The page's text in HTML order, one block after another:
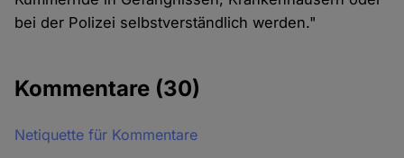
bei der Polizei selbstverständlich werden."
Kommentare (30)
Netiquette für Kommentare